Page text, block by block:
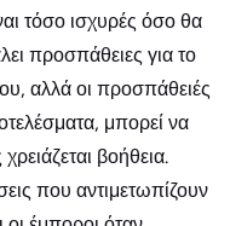
τόσο ισχυρές όσο θα
προσπάθειες για το
αλλά οι προσπάθειές
μπορεί να
βοήθεια.
που αντιμετωπίζουν